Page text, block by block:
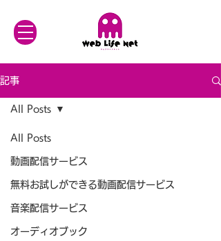
記事
All Posts
動画配信サービス
無料お試しができる動画配信サービス
音楽配信サービス
オーディオブック
All Posts